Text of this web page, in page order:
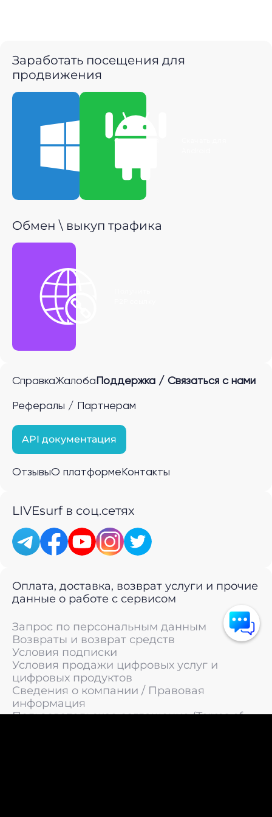
Заработать посещения для
продвижения
Скачать для
Обмен \ выкуп трафика
СправкаЖалоба Поддержка / Связаться с нами
Рефералы / Партнерам
API документация
ОтзывыО платформе Контакты
LIVEsurf в соц.сетях
Оплата, доставка, возврат услуги и прочие
данные о работе с сервисом
Запрос по персональным данным
Возвраты и возврат средств
Условия подписки
Условия продажи цифровых услуг и
цифровых продуктов
Сведения о компании / Правовая
информация
Пользовательское соглашение (Terms of